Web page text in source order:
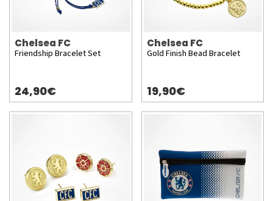
Chelsea FC
Friendship Bracelet Set
24,90€
Chelsea FC
Gold Finish Bead Bracelet
19,90€